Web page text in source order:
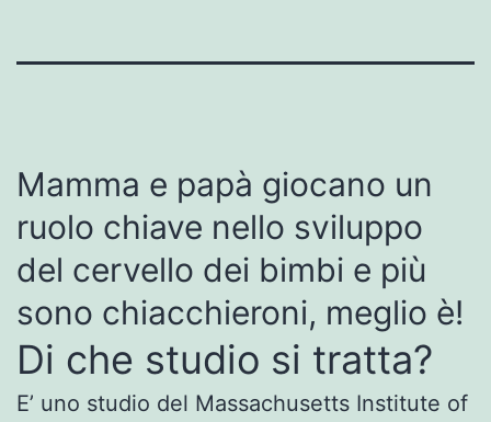
Mamma e papà giocano un
ruolo chiave nello sviluppo
del cervello dei bimbi e più
sono chiacchieroni, meglio è!
Di che studio si tratta?
E’ uno studio del Massachusetts Institute of